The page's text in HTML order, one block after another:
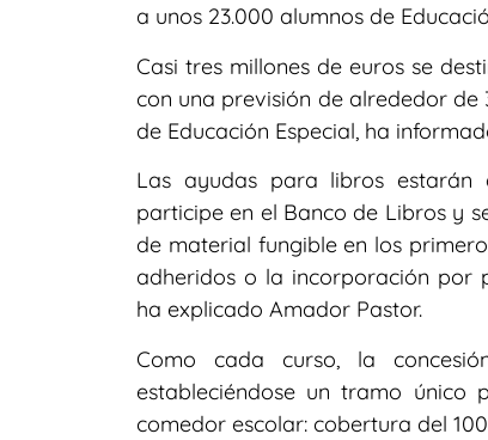
a unos 23.000 alumnos de
Casi tres millones de euros se
con una previsión de alrededor de
de Educación Especial, ha
Las ayudas para libros
participe en el Banco de Libros y
de material fungible en los
adheridos o la incorporación por
ha explicado Amador Pastor.
Como cada curso, la
estableciéndose un tramo
comedor escolar: cobertura del